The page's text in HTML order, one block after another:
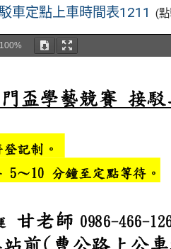
車定點上車時間表1211 (
100%